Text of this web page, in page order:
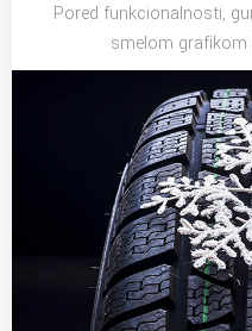
Pored funkcionalnosti,
smelom grafikom